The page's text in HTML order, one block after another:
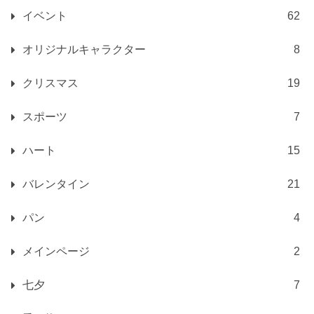
イベント 62
オリジナルキャラクター 8
クリスマス 19
スポーツ 7
ハート 15
バレンタイン 21
パン 4
メインページ 2
七夕 7